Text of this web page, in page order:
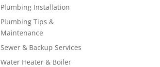
Plumbing Installation
Plumbing Tips &
Maintenance
Sewer & Backup Services
Water Heater & Boiler